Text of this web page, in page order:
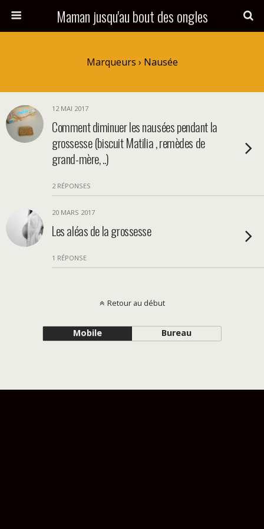
Maman jusqu'au bout des ongles
Marqueurs › Nausée
12 MAI 2017
Comment diminuer les nausées pendant la
grossesse (biscuit Matilia , remèdes de
grand-mère, ..)
2 RÉPONSES
20 MARS 2017
Les aléas de la grossesse
1 RÉPONSE
Retour au début
Mobile Bureau